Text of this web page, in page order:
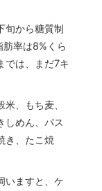
旬から糖質制
率は8%くら
では、まだ7キ
、もち麦、
しめん、パス
き、たこ焼
いますと、ケ